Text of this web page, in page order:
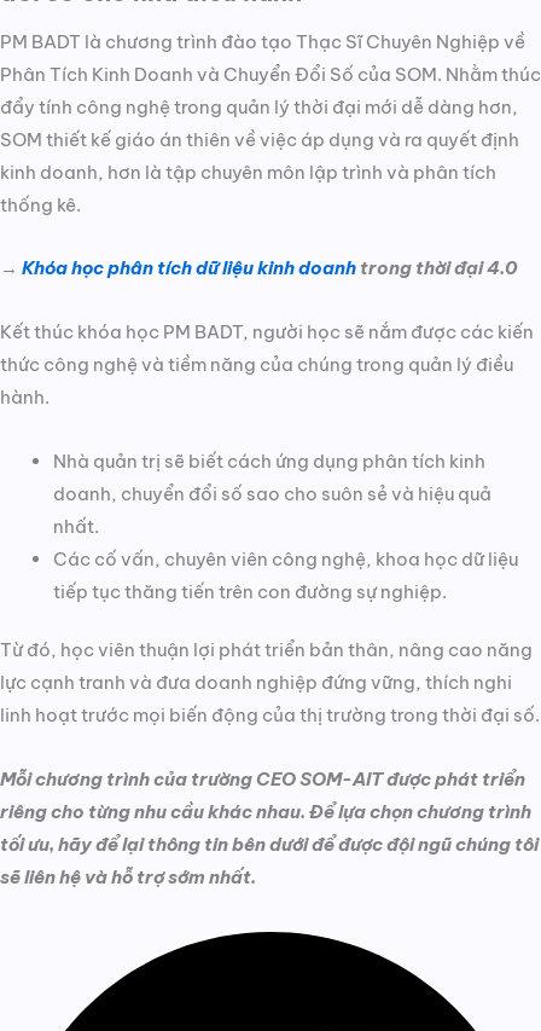
PM BADT là chương trình đào tạo Thạc Sĩ Chuyên Nghiệp về
Phân Tích Kinh Doanh và Chuyển Đổi Số của SOM. Nhằm thúc
đẩy tính công nghệ trong quản lý thời đại mới dễ dàng hơn,
SOM thiết kế giáo án thiên về việc áp dụng và ra quyết định
kinh doanh, hơn là tập chuyên môn lập trình và phân tích
thống kê.
→ Khóahọc phân tích dữ liệu kinh doanh trong thời đại 4.0
Kết thúc khóa học PM BADT, người học sẽ nắm được các kiến
thức công nghệ và tiềm năng của chúng trong quản lý điều
hành.
Nhà quản trị sẽ biết cách ứng dụng phân tích kinh
doanh, chuyển đổi số sao cho suôn sẻ và hiệu quả
nhất.
Các cố vấn, chuyên viên công nghệ, khoa học dữ liệu
tiếp tục thăng tiến trên con đường sự nghiệp.
Từ đó, học viên thuận lợi phát triển bản thân, nâng cao năng
lực cạnh tranh và đưa doanh nghiệp đứng vững, thích nghi
linh hoạt trước mọi biến động của thị trường trong thời đại số.
Mỗi chương trình của trường CEO SOM-AIT được phát triển
riêng cho từng nhu cầu khác nhau. Để lựa chọn chương trình
tối ưu, hãy để lại thông tin bên dưới để được đội ngũ chúng tôi
sẽ liên hệ và hỗ trợ sớm nhất.